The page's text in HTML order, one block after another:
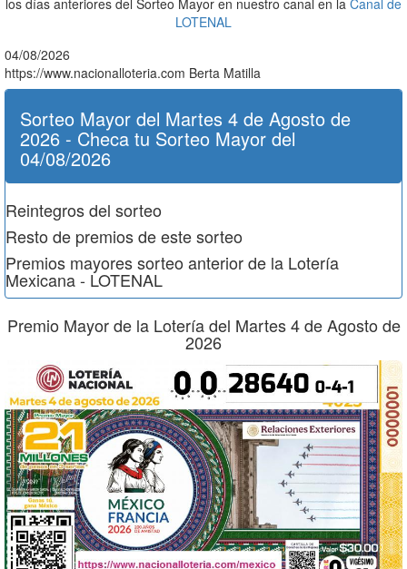
los días anteriores del Sorteo Mayor en nuestro canal en la Canal de
LOTENAL
04/08/2026
https://www.nacionalloteria.com Berta Matilla
Sorteo Mayor del Martes 4 de Agosto de
2026 - Checa tu Sorteo Mayor del
04/08/2026
Reintegros del sorteo
Resto de premios de este sorteo
Premios mayores sorteo anterior de la Lotería
Mexicana - LOTENAL
Premio Mayor de la Lotería del Martes 4 de Agosto de
2026